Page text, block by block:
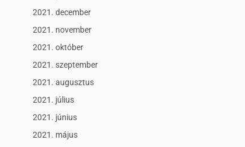
2021. december
2021. november
2021. október
2021. szeptember
2021. augusztus
2021. július
2021. június
2021. május